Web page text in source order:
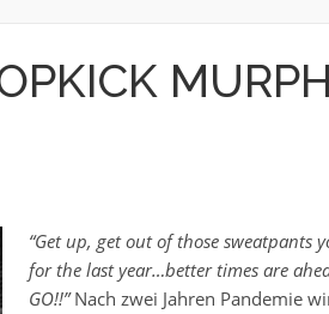
“Get up, get out of those sweatpants
for the last year…better times are
GO!!”Nach zwei Jahren Pandemie